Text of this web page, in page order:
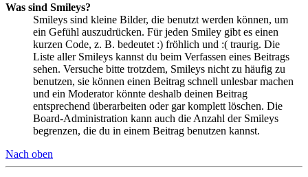
Was sind Smileys?
Smileys sind kleine Bilder, die benutzt werden können, um
ein Gefühl auszudrücken. Für jeden Smiley gibt es einen
kurzen Code, z. B. bedeutet :) fröhlich und :( traurig. Die
Liste aller Smileys kannst du beim Verfassen eines Beitrags
sehen. Versuche bitte trotzdem, Smileys nicht zu häufig zu
benutzen, sie können einen Beitrag schnell unlesbar machen
und ein Moderator könnte deshalb deinen Beitrag
entsprechend überarbeiten oder gar komplett löschen. Die
Board-Administration kann auch die Anzahl der Smileys
begrenzen, die du in einem Beitrag benutzen kannst.
Nach oben